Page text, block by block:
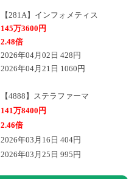
【281A】インフォメティス
145万3600円
2.48倍
2026年04月02日 428円
2026年04月21日 1060円
【4888】ステラファーマ
141万8400円
2.46倍
2026年03月16日 404円
2026年03月25日 995円